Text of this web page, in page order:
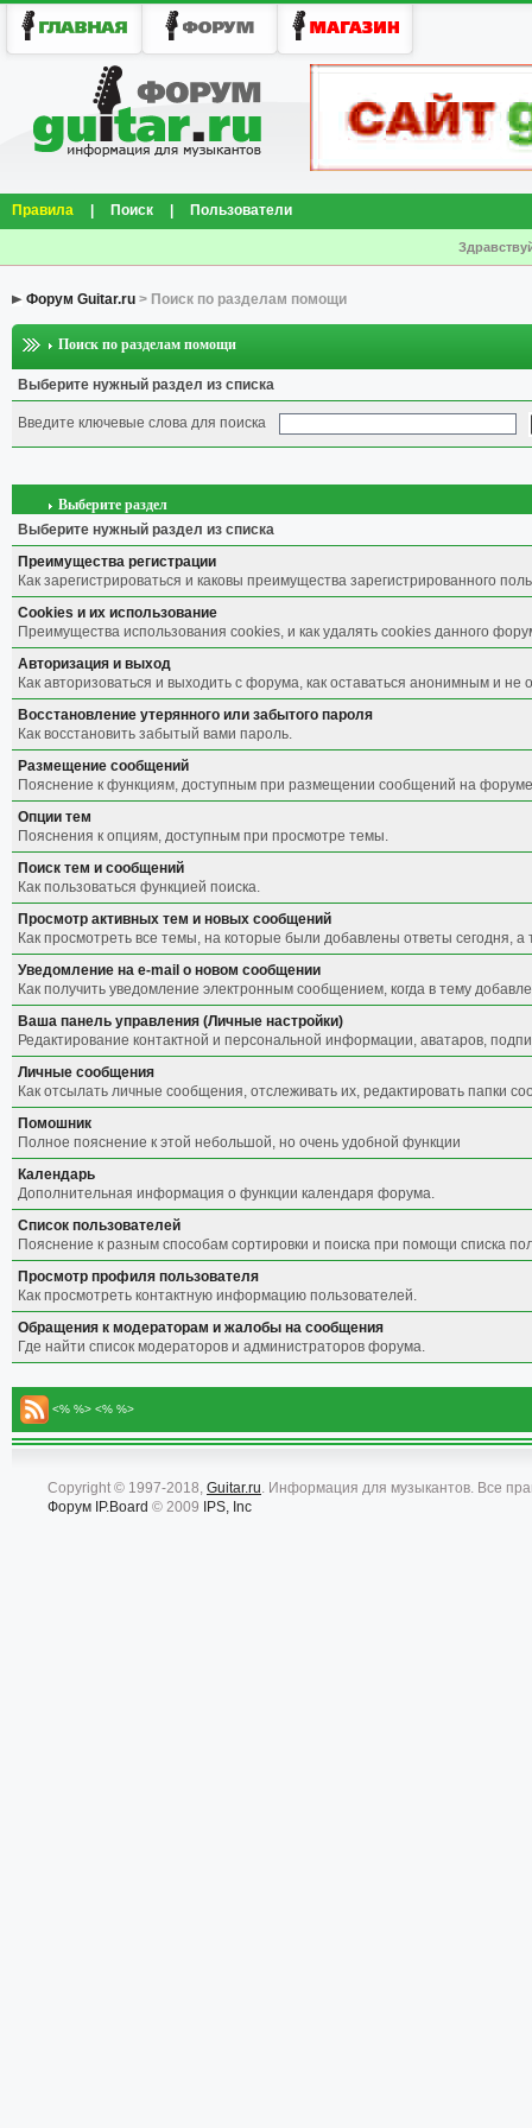
Правила Поиск Пользователи
Форум Guitar.ru > Поиск по разделам помощи
Поиск по разделам помощи
Выберите нужный раздел из списка
Введите ключевые слова для поиска
Выберите раздел
Выберите нужный раздел из списка
Преимущества регистрации
Как зарегистрироваться и каковы преимущества зарегистрированного
Cookies и их использование
Преимущества использования cookies, и как удалять cookies данного
Авторизация и выход
Как авторизоваться и выходить с форума, как оставаться анонимным и
Восстановление утерянного или забытого пароля
Как восстановить забытый вами пароль.
Размещение сообщений
Пояснение к функциям, доступным при размещении сообщений на
Опции тем
Пояснения к опциям, доступным при просмотре темы.
Поиск тем и сообщений
Как пользоваться функцией поиска.
Просмотр активных тем и новых сообщений
Как просмотреть все темы, на которые были добавлены ответы сегодня,
Уведомление на е-mail о новом сообщении
Как получить уведомление электронным сообщением, когда в тему
Ваша панель управления (Личные настройки)
Редактирование контактной и персональной информации, аватаров,
Личные сообщения
Как отсылать личные сообщения, отслеживать их, редактировать папки
Помошник
Полное пояснение к этой небольшой, но очень удобной функции
Календарь
Дополнительная информация о функции календаря форума.
Список пользователей
Пояснение к разным способам сортировки и поиска при помощи списка
Просмотр профиля пользователя
Как просмотреть контактную информацию пользователей.
Обращения к модераторам и жалобы на сообщения
Где найти список модераторов и администраторов форума.
<% %> <% %>
Copyright © 1997-2018, Guitar.ru. Информация для музыкантов. Все
Форум IP.Board © 2009 IPS, Inc